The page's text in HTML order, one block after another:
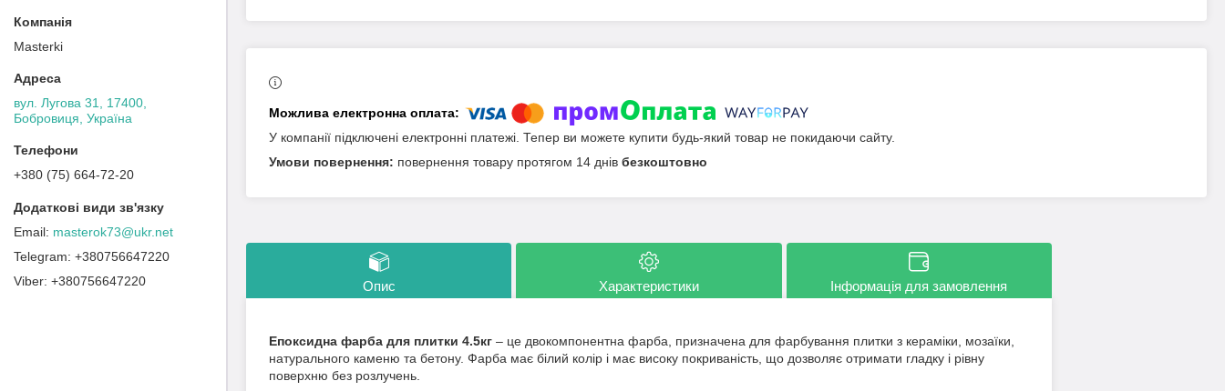
У компанії підключені електронні платежі. Тепер ви можете купити будь-який товар не покидаючи сайту.
повернення товару протягом 14 днів безкоштовно
Опис Характеристики Інформація для замовлення
Епоксидна фарба для плитки 4.5кг – це двокомпонентна фарба, призначена для фарбування плитки з кераміки, мозаїки,
натурального каменю та бетону. Фарба має білий колір і має високу покриваність, що дозволяє отримати гладку і рівну
поверхню без розлучень.
Masterki
вул. Лугова 31, 17400,
Бобровиця, Україна
+380 (75) 664-72-20
masterok73@ukr.net
+380756647220
+380756647220